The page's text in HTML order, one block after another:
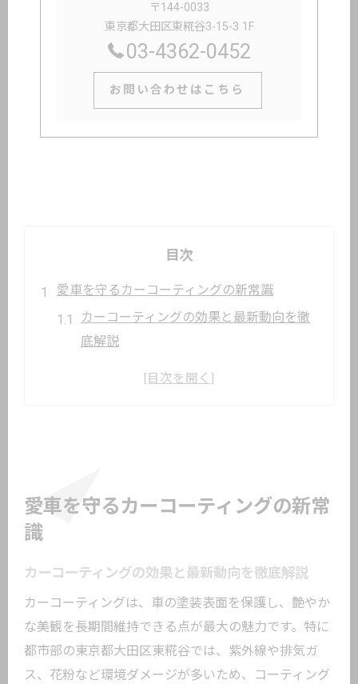
〒144-0033
東京都大田区東糀谷3-15-3 1F
03-4362-0452
お問い合わせはこちら
目次
愛車を守るカーコーティングの新常識
カーコーティングの効果と最新動向を徹
底解説
選ぶべきカーコーティングのタイプとは
カーコーティング施工前後の美観の違い
向
東京都大田区東糀谷で選ぶ理想のコーティン
グ
大田区周辺で選ばれるカーコーティング
の特徴
愛車を守るカーコーティングの新常
識
カーコーティングの効果と最新動向を徹底解説
カーコーティングは、車の塗装表面を保護し、艶やか
な美観を長期間維持できる点が最大の魅力です。特に
都市部の東京都大田区東糀谷では、紫外線や排気ガ
ス、花粉など環境ダメージが多いため、コーティング